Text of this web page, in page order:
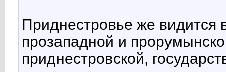
Приднестровье же видится
прозападной и
приднестровской,